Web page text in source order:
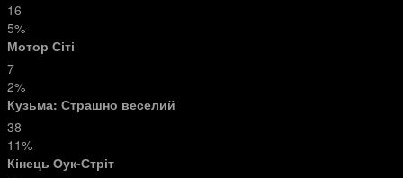
16
5%
Мотор Сіті
7
2%
Кузьма: Страшно веселий
38
11%
Кінець Оук-Стріт